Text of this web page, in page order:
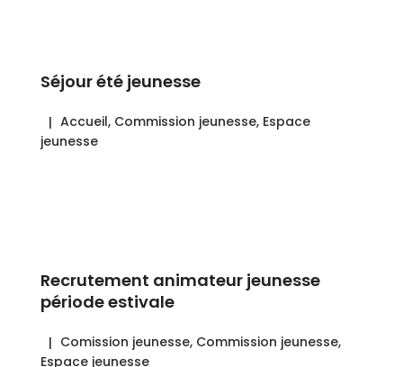
Séjour été jeunesse
Accueil, Commission jeunesse, Espace
jeunesse
Recrutement animateur jeunesse
période estivale
Comission jeunesse, Commission jeunesse,
Espace jeunesse